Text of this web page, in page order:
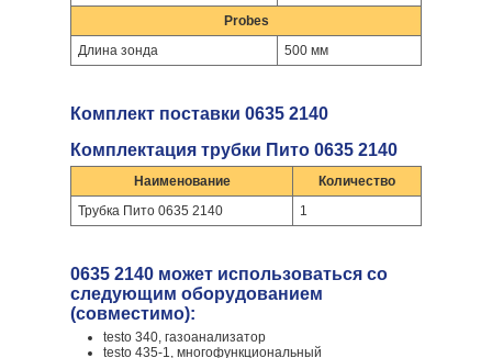
Probes
Длина зонда
500 мм
Комплект поставки 0635 2140
Комплектация трубки Пито 0635 2140
Наименование
Количество
Трубка Пито 0635 2140
1
0635 2140 может использоваться со
следующим оборудованием
(совместимо):
testo 340, газоанализатор
testo 435-1, многофункциональный